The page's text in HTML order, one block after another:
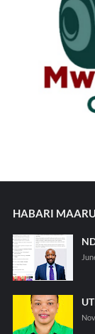
HABARI